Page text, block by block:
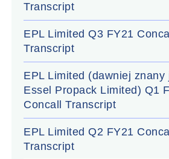
Transcript
EPL Limited Q3 FY21 Concall
Transcript
EPL Limited (dawniej znany
Essel Propack Limited) Q1
Concall Transcript
EPL Limited Q2 FY21 Concall
Transcript